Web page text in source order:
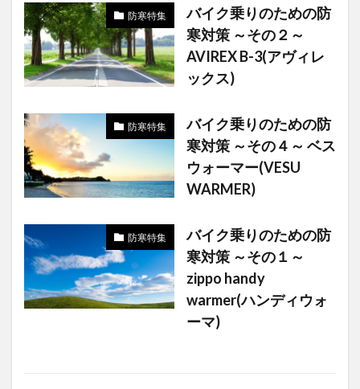
防寒特集
バイク乗りのための防
寒対策 ～その２～
AVIREX B-3(アヴィレ
ックス)
防寒特集
バイク乗りのための防
寒対策 ～その４～ ベス
ウォーマー(VESU
WARMER)
防寒特集
バイク乗りのための防
寒対策 ～その１～
zippo handy
warmer(ハンディウォ
ーマ)